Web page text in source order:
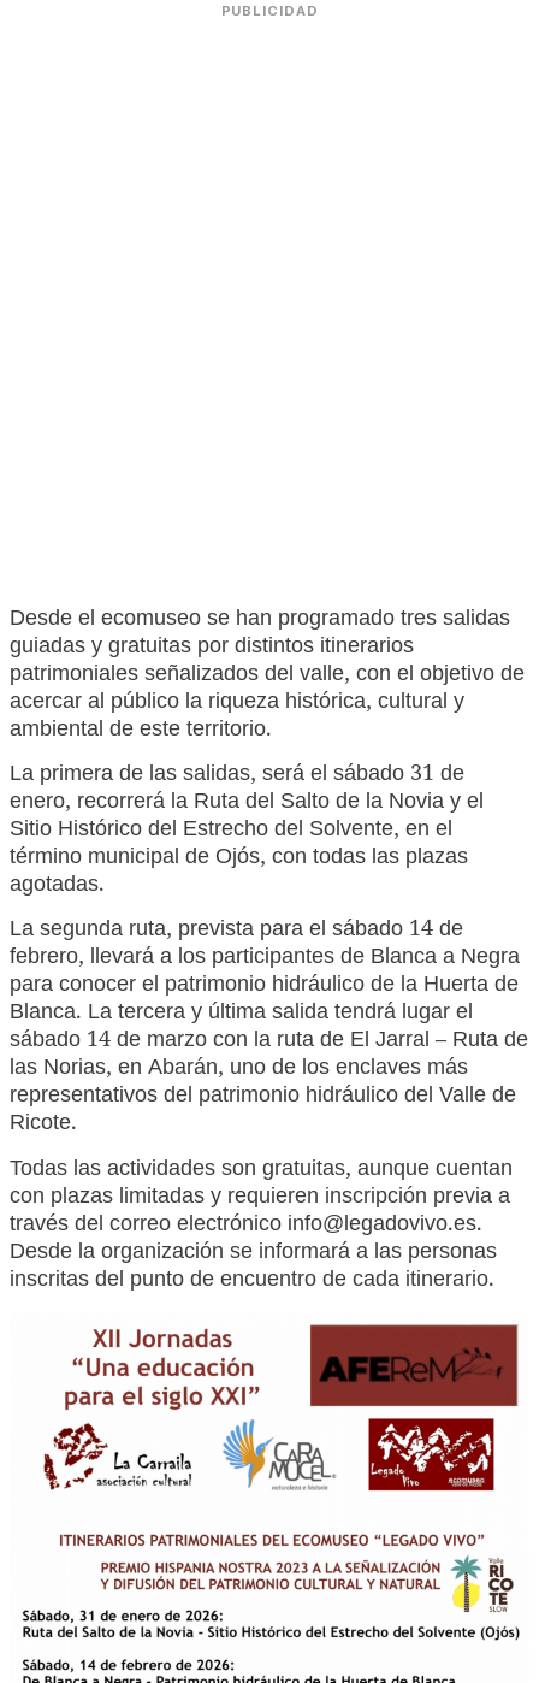
PUBLICIDAD
Desde el ecomuseo se han programado tres salidas
guiadas y gratuitas por distintos itinerarios
patrimoniales señalizados del valle, con el objetivo de
acercar al público la riqueza histórica, cultural y
ambiental de este territorio.
La primera de las salidas, será el sábado 31 de
enero, recorrerá la Ruta del Salto de la Novia y el
Sitio Histórico del Estrecho del Solvente, en el
término municipal de Ojós, con todas las plazas
agotadas.
La segunda ruta, prevista para el sábado 14 de
febrero, llevará a los participantes de Blanca a Negra
para conocer el patrimonio hidráulico de la Huerta de
Blanca. La tercera y última salida tendrá lugar el
sábado 14 de marzo con la ruta de El Jarral – Ruta de
las Norias, en Abarán, uno de los enclaves más
representativos del patrimonio hidráulico del Valle de
Ricote.
Todas las actividades son gratuitas, aunque cuentan
con plazas limitadas y requieren inscripción previa a
través del correo electrónico info@legadovivo.es.
Desde la organización se informará a las personas
inscritas del punto de encuentro de cada itinerario.